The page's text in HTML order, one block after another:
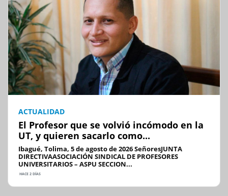
ACTUALIDAD
El Profesor que se volvió incómodo en la
UT, y quieren sacarlo como...
Ibagué, Tolima, 5 de agosto de 2026 SeñoresJUNTA
DIRECTIVAASOCIACIÓN SINDICAL DE PROFESORES
UNIVERSITARIOS – ASPU SECCION...
HACE 2 DÍAS